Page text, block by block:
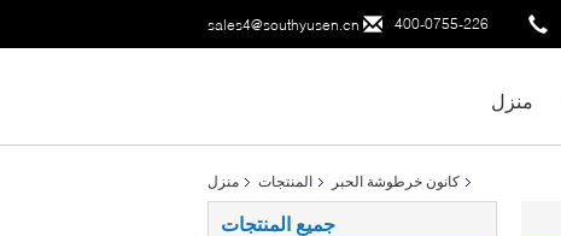
sales4@southyusen.cn 400-0755-226
منزل
منزل المنتجات كانون خرطوشة الحبر
جميع المنتجات